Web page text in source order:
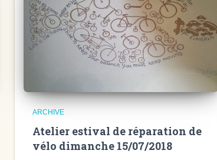
ARCHIVE
Atelier estival de réparation de
vélo dimanche 15/07/2018